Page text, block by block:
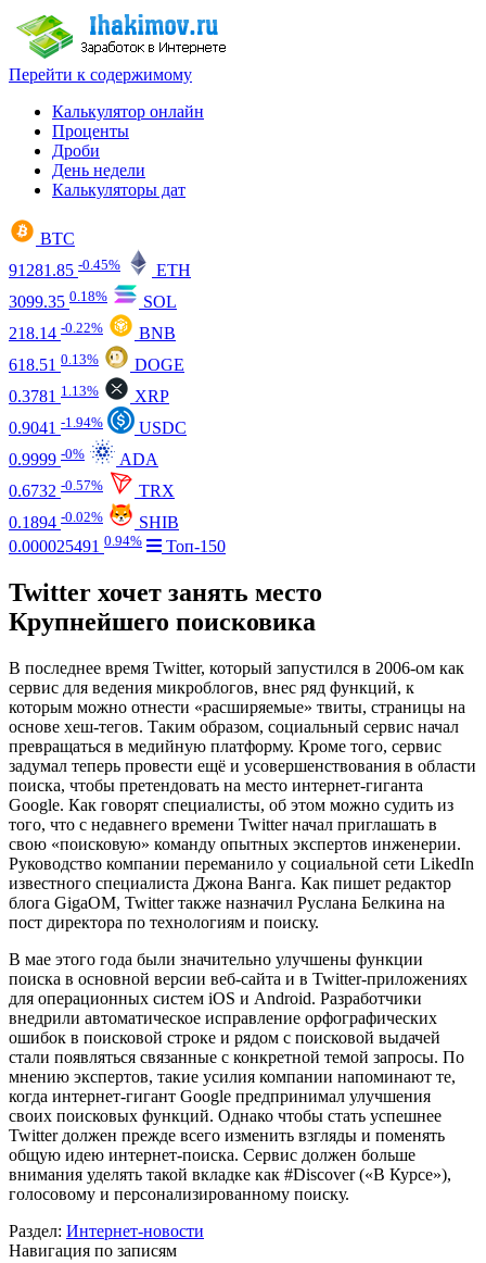
Перейти к содержимому
Калькулятор онлайн
Проценты
Дроби
День недели
Калькуляторы дат
BTC
91281.85 -0.45%
ETH
3099.35 0.18%
SOL
218.14 -0.22%
BNB
618.51 0.13%
DOGE
0.3781 1.13%
XRP
0.9041 -1.94%
USDC
0.9999 -0%
ADA
0.6732 -0.57%
TRX
0.1894 -0.02%
SHIB
0.000025491 0.94% Топ-150
Twitter хочет занять место
Крупнейшего поисковика
В последнее время Twitter, который запустился в 2006-ом как
сервис для ведения микроблогов, внес ряд функций, к
которым можно отнести «расширяемые» твиты, страницы на
основе хеш-тегов. Таким образом, социальный сервис начал
превращаться в медийную платформу. Кроме того, сервис
задумал теперь провести ещё и усовершенствования в области
поиска, чтобы претендовать на место интернет-гиганта
Google. Как говорят специалисты, об этом можно судить из
того, что с недавнего времени Twitter начал приглашать в
свою «поисковую» команду опытных экспертов инженерии.
Руководство компании переманило у социальной сети LikedIn
известного специалиста Джона Ванга. Как пишет редактор
блога GigaOM, Twitter также назначил Руслана Белкина на
пост директора по технологиям и поиску.
В мае этого года были значительно улучшены функции
поиска в основной версии веб-сайта и в Twitter-приложениях
для операционных систем iOS и Android. Разработчики
внедрили автоматическое исправление орфографических
ошибок в поисковой строке и рядом с поисковой выдачей
стали появляться связанные с конкретной темой запросы. По
мнению экспертов, такие усилия компании напоминают те,
когда интернет-гигант Google предпринимал улучшения
своих поисковых функций. Однако чтобы стать успешнее
Twitter должен прежде всего изменить взгляды и поменять
общую идею интернет-поиска. Сервис должен больше
внимания уделять такой вкладке как #Discover («В Курсе»),
голосовому и персонализированному поиску.
Раздел: Интернет-новости
Навигация по записям